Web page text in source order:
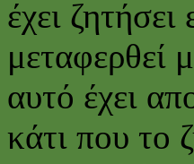
έχει
μεταφερθεί
αυτό έχει
κάτι που το